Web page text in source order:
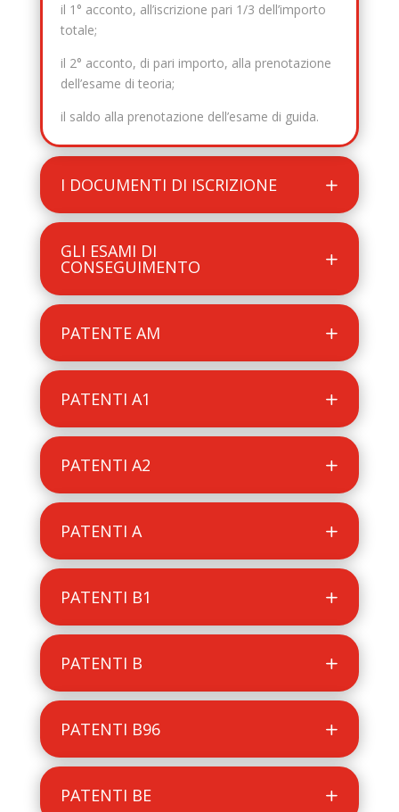
il 1° acconto, all’iscrizione pari 1/3 dell’importo
totale;
il 2° acconto, di pari importo, alla prenotazione
dell’esame di teoria;
il saldo alla prenotazione dell’esame di guida.
I DOCUMENTI DI ISCRIZIONE
GLI ESAMI DI
CONSEGUIMENTO
PATENTE AM
PATENTI A1
PATENTI A2
PATENTI A
PATENTI B1
PATENTI B
PATENTI B96
PATENTI BE